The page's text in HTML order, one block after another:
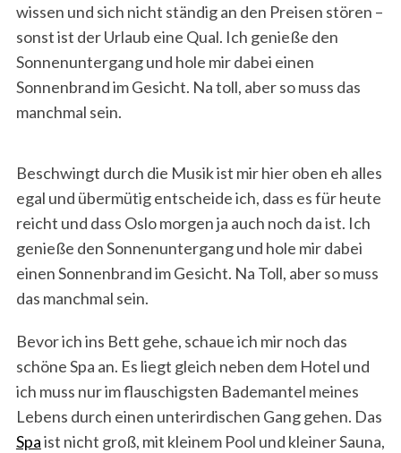
wissen und sich nicht ständig an den Preisen stören –
sonst ist der Urlaub eine Qual. Ich genieße den
Sonnenuntergang und hole mir dabei einen
Sonnenbrand im Gesicht. Na toll, aber so muss das
manchmal sein.
Beschwingt durch die Musik ist mir hier oben eh alles
egal und übermütig entscheide ich, dass es für heute
reicht und dass Oslo morgen ja auch noch da ist. Ich
genieße den Sonnenuntergang und hole mir dabei
einen Sonnenbrand im Gesicht. Na Toll, aber so muss
das manchmal sein.
Bevor ich ins Bett gehe, schaue ich mir noch das
schöne Spa an. Es liegt gleich neben dem Hotel und
ich muss nur im flauschigsten Bademantel meines
Lebens durch einen unterirdischen Gang gehen. Das
Spaist nicht groß, mit kleinem Pool und kleiner Sauna,